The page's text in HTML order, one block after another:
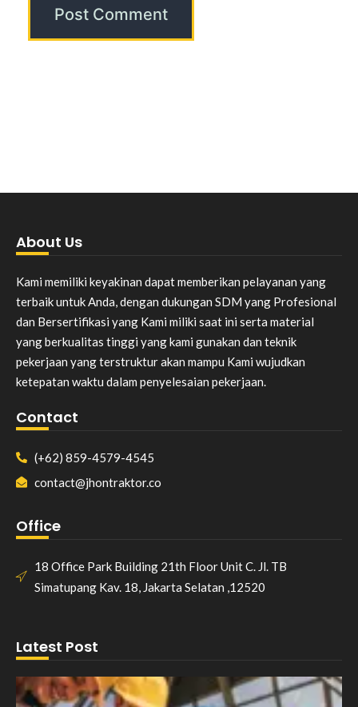
About Us
Kami memiliki keyakinan dapat memberikan pelayanan yang
terbaik untuk Anda, dengan dukungan SDM yang Profesional
dan Bersertifikasi yang Kami miliki saat ini serta material
yang berkualitas tinggi yang kami gunakan dan teknik
pekerjaan yang terstruktur akan mampu Kami wujudkan
ketepatan waktu dalam penyelesaian pekerjaan.
Contact
(+62) 859-4579-4545
contact@jhontraktor.co
Office
18 Office Park Building 21th Floor Unit C. Jl. TB
Simatupang Kav. 18, Jakarta Selatan ,12520
Latest Post